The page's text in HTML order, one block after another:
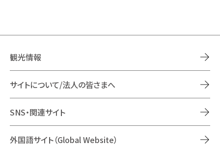
観光情報
サイトについて/法人の皆さまへ
SNS・関連サイト
外国語サイト（Global Website）